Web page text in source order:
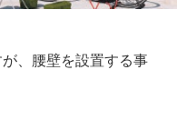
、腰壁を設置する事